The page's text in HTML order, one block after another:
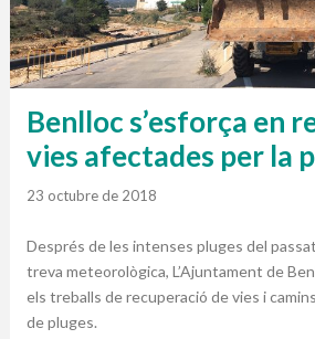
Benlloc s’esforça en
vies afectades per la
23 octubre de 2018
Després de les intenses pluges del
treva meteorològica, L’Ajuntament de
els treballs de recuperació de vies i
de pluges.